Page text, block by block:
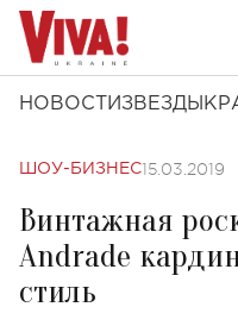
НОВОСТИ ЗВЕЗДЫ
ШОУ-БИЗНЕС15.03.2019
Винтажная
Andrade
стиль